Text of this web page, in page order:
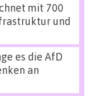
mit 700
und
es die AfD
an